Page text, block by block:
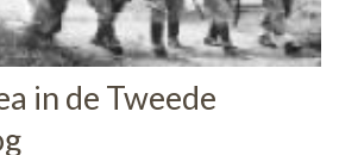
in de Tweede